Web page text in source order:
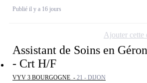
Publié il y a 16 jours
Assistant de Soins en
- Crt H/F
VYV 3 BOURGOGNE - 21 - DIJON
Ajouter cette